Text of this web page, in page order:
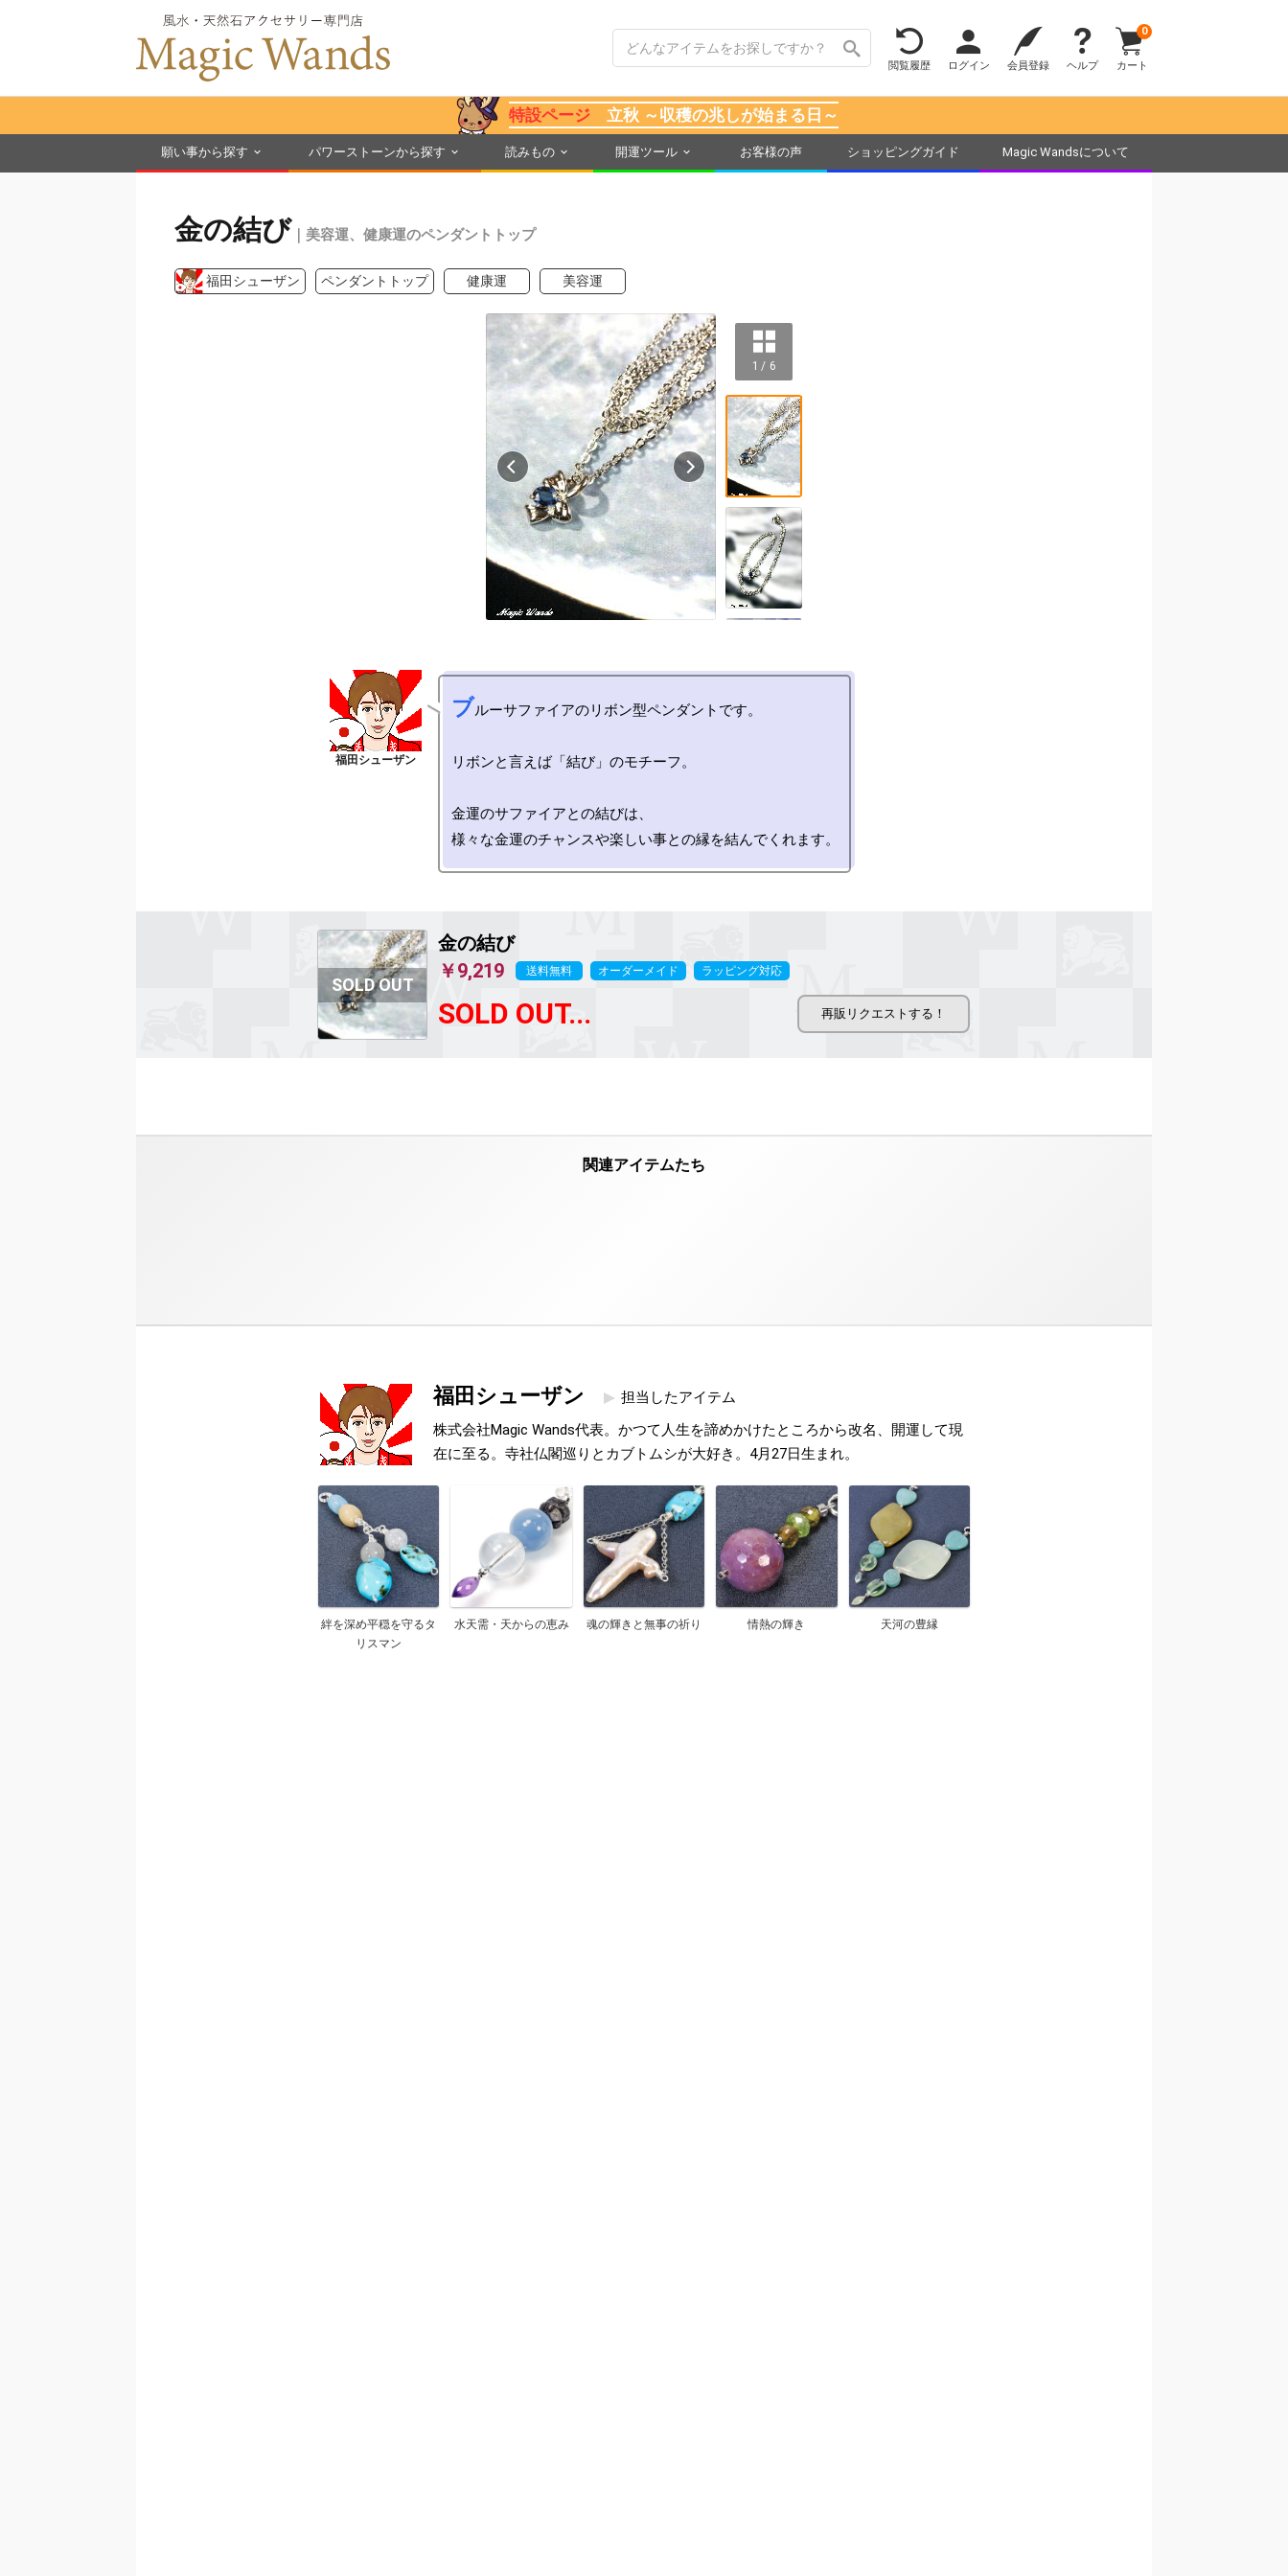
閲覧履歴 ログイン 会員登録 ヘルプ カート
0
特設ページ立秋 ～収穫の兆しが始まる日～
願い事から探す パワーストーンから探す 読みもの 開運ツール お客様の声 ショッピングガイド Magic Wandsについて
金の結び ｜美容運、健康運のペンダントトップ
福田シューザン ペンダントトップ 健康運 美容運
1 / 6
ブルーサファイアのリボン型ペンダントです。
リボンと言えば「結び」のモチーフ。
金運のサファイアとの結びは、
金の結び
￥9,219
送料無料 オーダーメイド ラッピング対応
SOLD OUT...
福田シューザン
担当したアイテム
株式会社Magic Wands代表。かつて人生を諦めかけたところから改名、開運して現
在に至る。寺社仏閣巡りとカブトムシが大好き。4月27日生まれ。
絆を深め平穏を守るタ
リスマン
水天需・天からの恵み 魂の輝きと無事の祈り 情熱の輝き 天河の豊縁